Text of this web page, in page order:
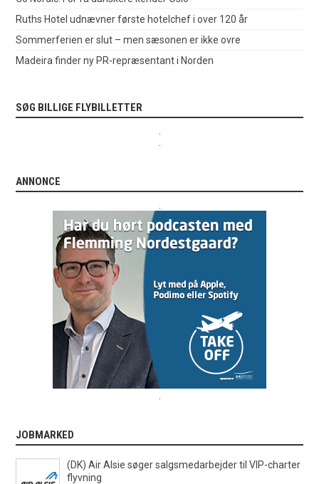
Ruths Hotel udnævner første hotelchef i over 120 år
Sommerferien er slut – men sæsonen er ikke ovre
Madeira finder ny PR-repræsentant i Norden
SØG BILLIGE FLYBILLETTER
ANNONCE
JOBMARKED
(DK) Air Alsie søger salgsmedarbejder til VIP-charter
flyvning